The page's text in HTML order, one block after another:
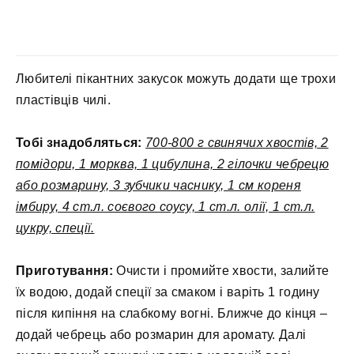
Любителі пікантних закусок можуть додати ще трохи
пластівців чилі.
Тобі знадобляться: 700-800 г свинячих хвостів, 2
помідори, 1 морква, 1 цибулина, 2 гілочки чебрецю
або розмарину, 3 зубчики часнику, 1 см кореня
імбиру, 4 ст.л. соєвого соусу, 1 ст.л. олії, 1 ст.л.
цукру, спеції.
Приготування: Очисти і промийте хвости, залийте
їх водою, додай спеції за смаком і варіть 1 годину
після кипіння на слабкому вогні. Ближче до кінця –
додай чебрець або розмарин для аромату. Далі